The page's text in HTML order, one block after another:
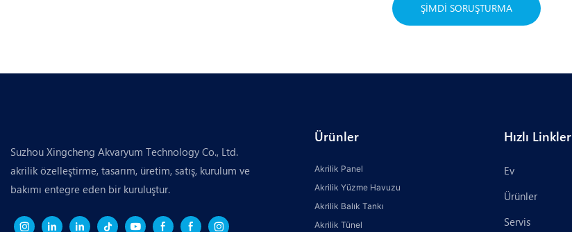
ŞIMDI SORUŞTURMA
Suzhou Xingcheng Akvaryum Technology Co., Ltd.
akrilik özelleştirme, tasarım, üretim, satış, kurulum ve
bakımı entegre eden bir kuruluştur.
Ürünler
Akrilik Panel
Akrilik Yüzme Havuzu
Akrilik Balık Tankı
Akrilik Tünel
Hızlı Linkler
Ev
Ürünler
Servis